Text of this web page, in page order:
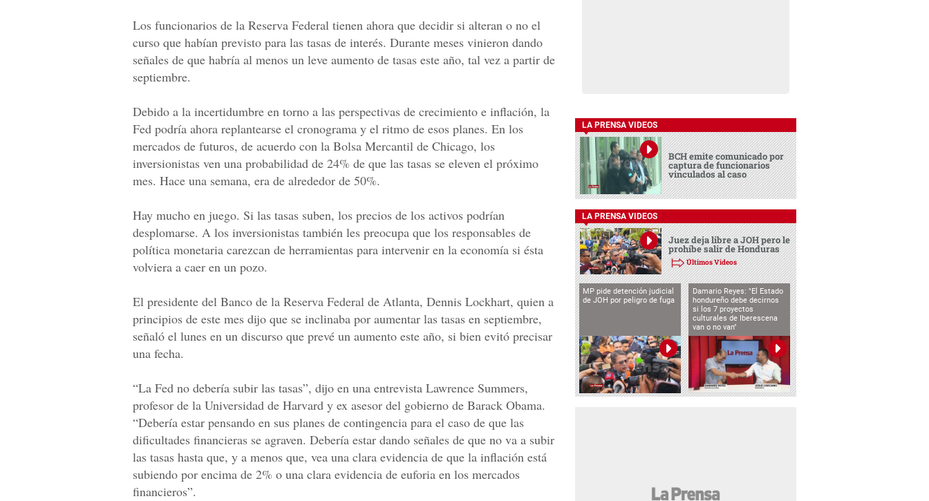
Los funcionarios de la Reserva Federal tienen ahora que decidir si alteran o no el
curso que habían previsto para las tasas de interés. Durante meses vinieron dando
señales de que habría al menos un leve aumento de tasas este año, tal vez a partir de
septiembre.
Debido a la incertidumbre en torno a las perspectivas de crecimiento e inflación, la
Fed podría ahora replantearse el cronograma y el ritmo de esos planes. En los
mercados de futuros, de acuerdo con la Bolsa Mercantil de Chicago, los
inversionistas ven una probabilidad de 24% de que las tasas se eleven el próximo
mes. Hace una semana, era de alrededor de 50%.
Hay mucho en juego. Si las tasas suben, los precios de los activos podrían
desplomarse. A los inversionistas también les preocupa que los responsables de
política monetaria carezcan de herramientas para intervenir en la economía si ésta
volviera a caer en un pozo.
El presidente del Banco de la Reserva Federal de Atlanta, Dennis Lockhart, quien a
principios de este mes dijo que se inclinaba por aumentar las tasas en septiembre,
señaló el lunes en un discurso que prevé un aumento este año, si bien evitó precisar
una fecha.
“La Fed no debería subir las tasas”, dijo en una entrevista Lawrence Summers,
profesor de la Universidad de Harvard y ex asesor del gobierno de Barack Obama.
“Debería estar pensando en sus planes de contingencia para el caso de que las
dificultades financieras se agraven. Debería estar dando señales de que no va a subir
las tasas hasta que, y a menos que, vea una clara evidencia de que la inflación está
subiendo por encima de 2% o una clara evidencia de euforia en los mercados
financieros”.
LA PRENSA VIDEOS
BCH emite comunicado por
captura de funcionarios
vinculados al caso
LA PRENSA VIDEOS
Juez deja libre a JOH pero le
prohíbe salir de Honduras
Últimos Videos
MP pide detención judicial
de JOH por peligro de fuga
Damario Reyes: "El Estado
hondureño debe decirnos
si los 7 proyectos
culturales de Iberescena
van o no van"